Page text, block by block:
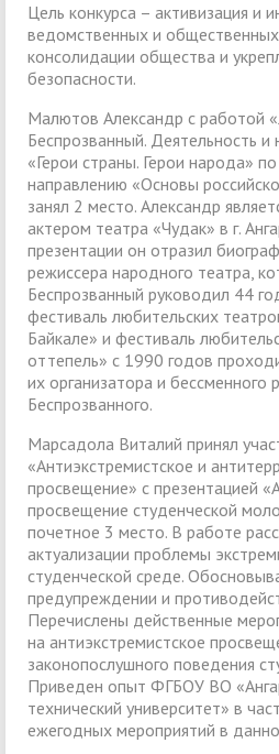
Цель конкурса – активизация и
ведомственных и
консолидации общества и
безопасности.
Малютов Александр с работой
Беспрозванный. Деятельность
«Герои страны. Герои народа»
направлению «Основы
занял 2 место. Александр
актером театра «Чудак» в г.
презентации он отразил
режиссера народного театра,
Беспрозванный руководил 44
фестиваль любительских
Байкале» и фестиваль
оттепель» с 1990 годов
их организатора и бессменного
Беспрозванного.
Марсадола Виталий принял
«Антиэкстремистское и
просвещение» с презентацией
просвещение студенческой
почетное 3 место. В работе
актуализации проблемы
студенческой среде.
предупреждении и
Перечислены действенные
на антиэкстремистское
законопослушного поведения
Приведен опыт ФГБОУ ВО
технический университет» в
ежегодных мероприятий в